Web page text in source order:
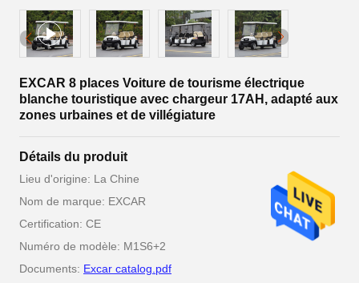
EXCAR 8 places Voiture de tourisme électrique
blanche touristique avec chargeur 17AH, adapté aux
zones urbaines et de villégiature
Détails du produit
Lieu d'origine: La Chine
Nom de marque: EXCAR
Certification: CE
Numéro de modèle: M1S6+2
Documents: Excar catalog.pdf